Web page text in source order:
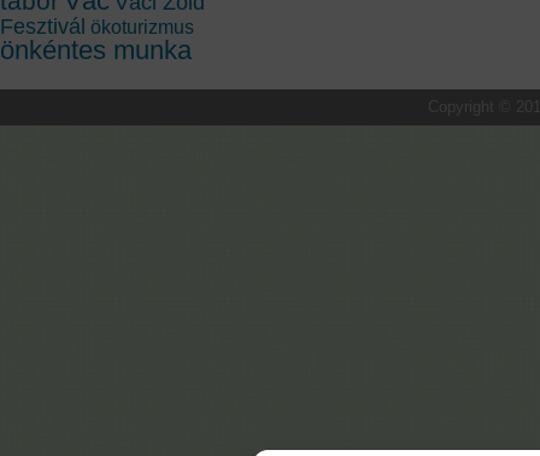
Fesztivál ökoturizmus
önkéntes munka
Copyright ©